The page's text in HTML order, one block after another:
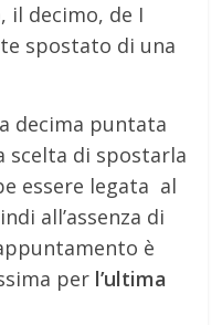
il decimo, de I
spostato di una
decima puntata
scelta di spostarla
essere legata al
all’assenza di
è
per l’ultima